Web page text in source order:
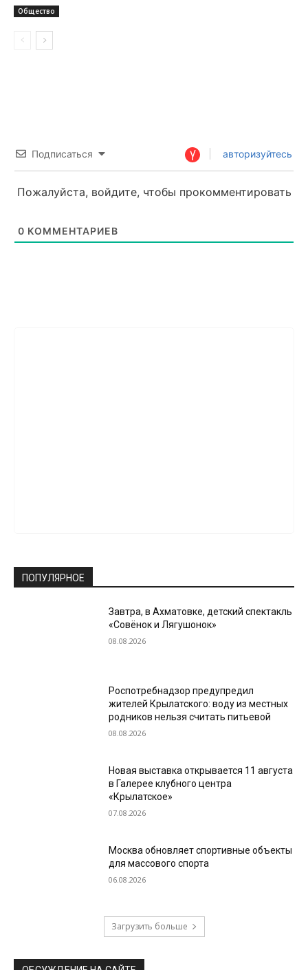
Общество
Подписаться авторизуйтесь
Пожалуйста, войдите, чтобы прокомментировать
0 КОММЕНТАРИЕВ
ПОПУЛЯРНОЕ
Завтра, в Ахматовке, детский спектакль
«Совёнок и Лягушонок»
08.08.2026
Роспотребнадзор предупредил
жителей Крылатского: воду из местных
родников нельзя считать питьевой
08.08.2026
Новая выставка открывается 11 августа
в Галерее клубного центра
«Крылатское»
07.08.2026
Москва обновляет спортивные объекты
для массового спорта
06.08.2026
Загрузить больше